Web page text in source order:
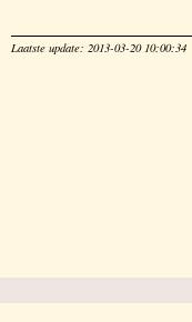
Laatste update: 2013-03-20 10:00:34